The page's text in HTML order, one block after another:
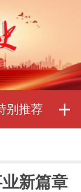
别推荐
新篇章